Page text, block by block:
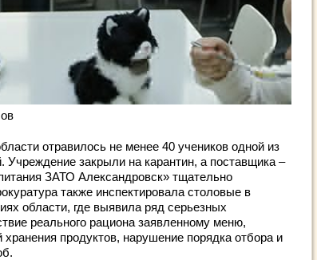
отравилось не менее 40 учеников одной из
Учреждение закрыли на карантин, а поставщика –
ЗАТО Александровск» тщательно
также инспектировала столовые в
области, где выявила ряд серьезных
реального рациона заявленному меню,
продуктов, нарушение порядка отбора и